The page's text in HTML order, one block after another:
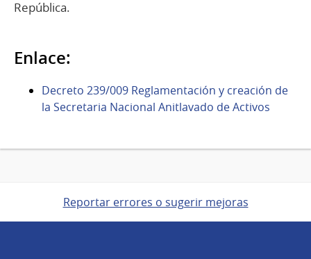
República.
Enlace:
Decreto 239/009 Reglamentación y creación de
la Secretaria Nacional Anitlavado de Activos
Reportar errores o sugerir mejoras